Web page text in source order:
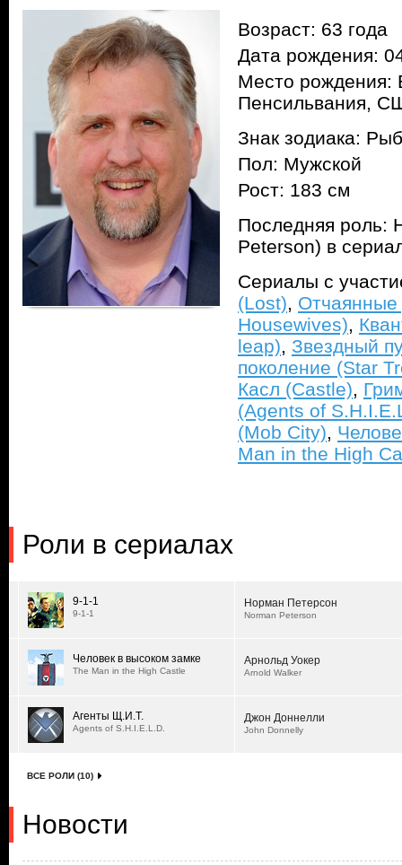
Возраст: 63 года
Дата рождения:
Место рождения:
Пенсильвания,
Знак зодиака:
Пол: Мужской
Рост: 183 см
Последняя роль:
Peterson) в
Сериалы с
(Lost), Отчаянные
Housewives),
leap), Звездный
поколение (Star
Касл (Castle),
(Agents of
(Mob City),
Man in the High
Роли в сериалах
9-1-1
9-1-1
Норман Петерсон
Norman Peterson
Человек в высоком замке
The Man in the High Castle
Арнольд Уокер
Arnold Walker
Агенты Щ.И.Т.
Agents of S.H.I.E.L.D.
Джон Доннелли
John Donnelly
ВСЕ РОЛИ (10)
Новости